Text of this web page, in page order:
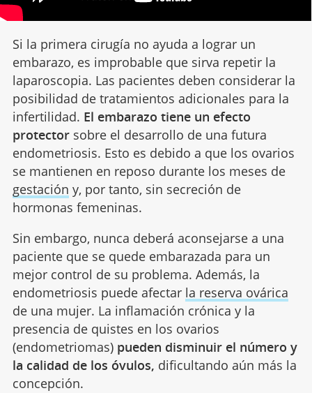
Si la primera cirugía no ayuda a lograr un
embarazo, es improbable que sirva repetir la
laparoscopia. Las pacientes deben considerar la
posibilidad de tratamientos adicionales para la
infertilidad. El embarazo tiene un efecto
protectorsobre el desarrollo de una futura
endometriosis. Esto es debido a que los ovarios
se mantienen en reposo durante los meses de
gestación y, por tanto, sin secreción de
hormonas femeninas.
Sin embargo, nunca deberá aconsejarse a una
paciente que se quede embarazada para un
mejor control de su problema. Además, la
endometriosis puede afectar la reserva ovárica
de una mujer. La inflamación crónica y la
presencia de quistes en los ovarios
(endometriomas)pueden disminuir el número y
la calidad de los óvulos, dificultando aún más la
concepción.